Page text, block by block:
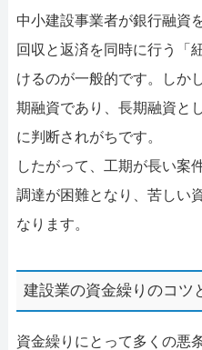
中小建設事業者が銀行融資
回収と返済を同時に行う「
けるのが一般的です。しか
期融資であり、長期融資と
に判断されがちです。
したがって、工期が長い案
調達が困難となり、苦しい
なります。
建設業の資金繰りのコツ
資金繰りにとって多くの悪